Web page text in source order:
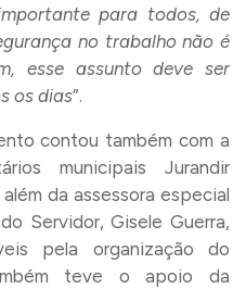
para todos, de
no trabalho não é
esse assunto deve ser
os dias”.
contou também com a
municipais Jurandir
da assessora especial
Servidor, Gisele Guerra,
pela organização do
teve o apoio da